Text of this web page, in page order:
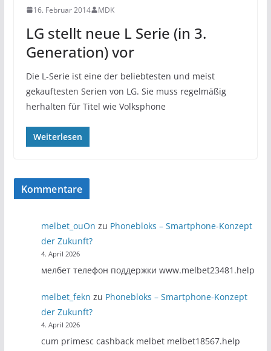
16. Februar 2014 MDK
LG stellt neue L Serie (in 3.
Generation) vor
Die L-Serie ist eine der beliebtesten und meist
gekauftesten Serien von LG. Sie muss regelmäßig
herhalten für Titel wie Volksphone
Weiterlesen
Kommentare
melbet_ouOn zu Phonebloks – Smartphone-Konzept
der Zukunft?
4. April 2026
мелбет телефон поддержки www.melbet23481.help
melbet_fekn zu Phonebloks – Smartphone-Konzept
der Zukunft?
4. April 2026
cum primesc cashback melbet melbet18567.help